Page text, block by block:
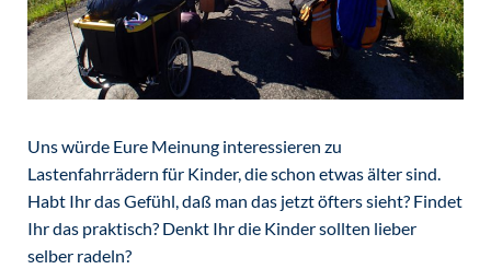
Uns würde Eure Meinung interessieren zu
Lastenfahrrädern für Kinder, die schon etwas älter sind.
Habt Ihr das Gefühl, daß man das jetzt öfters sieht? Findet
Ihr das praktisch? Denkt Ihr die Kinder sollten lieber
selber radeln?